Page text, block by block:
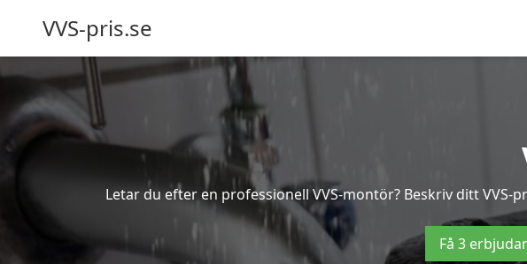
VVS-pris.se
Letar du efter en professionell VVS-montör? Beskriv ditt
Få 3